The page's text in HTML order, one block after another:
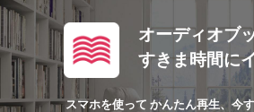
オーディオブ
すきま時間に
スマホを使って かんたん再生、今